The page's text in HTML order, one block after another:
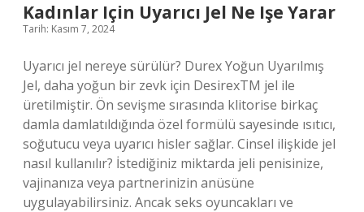
Kadınlar Için Uyarıcı Jel Ne Işe Yarar
Tarih: Kasım 7, 2024
Uyarıcı jel nereye sürülür? Durex Yoğun Uyarılmış
Jel, daha yoğun bir zevk için DesirexTM jel ile
üretilmiştir. Ön sevişme sırasında klitorise birkaç
damla damlatıldığında özel formülü sayesinde ısıtıcı,
soğutucu veya uyarıcı hisler sağlar. Cinsel ilişkide jel
nasıl kullanılır? İstediğiniz miktarda jeli penisinize,
vajinanıza veya partnerinizin anüsüne
uygulayabilirsiniz. Ancak seks oyuncakları ve